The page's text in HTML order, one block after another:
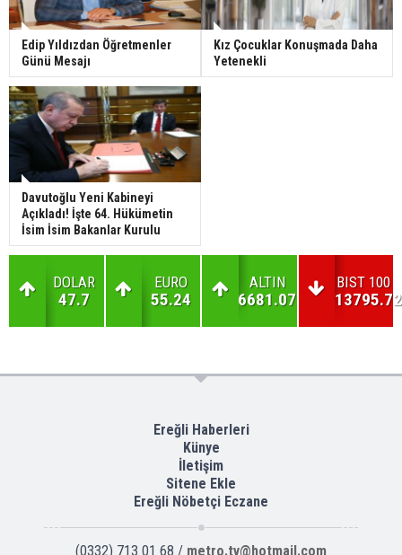
Edip Yıldızdan Öğretmenler
Günü Mesajı
Kız Çocuklar Konuşmada Daha
Yetenekli
Davutoğlu Yeni Kabineyi
Açıkladı! İşte 64. Hükümetin
İsim İsim Bakanlar Kurulu
DOLAR
47.7
EURO
55.24
ALTIN
6681.07
BIST 100
13795.72
Ereğli Haberleri
Künye
İletişim
Sitene Ekle
Ereğli Nöbetçi Eczane
(0332) 713 01 68 / metro.tv@hotmail.com